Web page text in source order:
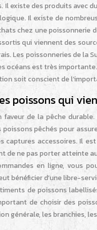
existe des produits avec
Il existe de
chez une poissonnerie
qui viennent des
Les poissonneries de la
océans est très
soit conscient de
poissons qui
faveur de la pêche
pêchés pour
captures accessoires. Il
de ne pas porter atteinte
en ligne, vous
bénéficier d’une libre-
de poissons
de choisir des
générale, les branchies,